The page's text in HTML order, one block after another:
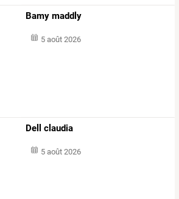
Bamy maddly
5 août 2026
Dell claudia
5 août 2026